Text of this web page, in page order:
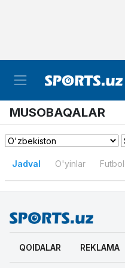
MUSOBAQALAR
Jadval O'yinlar
QOIDALAR REKLAMA